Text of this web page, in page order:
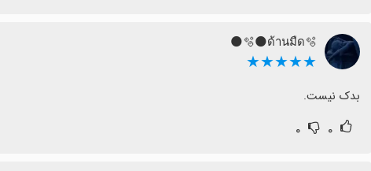
🫧🌑ด้านมืด🫧🌑
★★★★★
بدک نیست.
۰ ۰